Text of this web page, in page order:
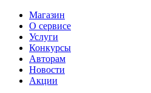
Магазин
О сервисе
Услуги
Конкурсы
Авторам
Новости
Акции